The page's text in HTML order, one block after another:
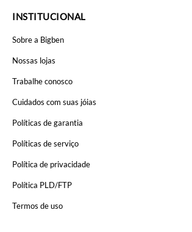
INSTITUCIONAL
Sobre a Bigben
Nossas lojas
Trabalhe conosco
Cuidados com suas jóias
Políticas de garantia
Políticas de serviço
Política de privacidade
Política PLD/FTP
Termos de uso